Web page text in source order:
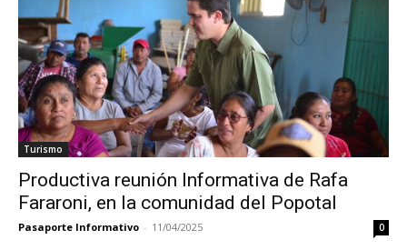
Turismo
Productiva reunión Informativa de Rafa
Fararoni, en la comunidad del Popotal
Pasaporte Informativo - 11/04/2025 0